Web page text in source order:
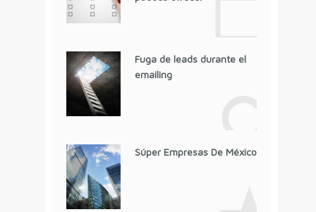
Fuga de leads durante el
emailing
Súper Empresas De México